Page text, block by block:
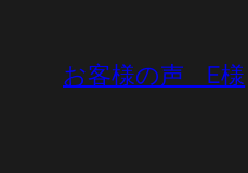
お客様の声 E様